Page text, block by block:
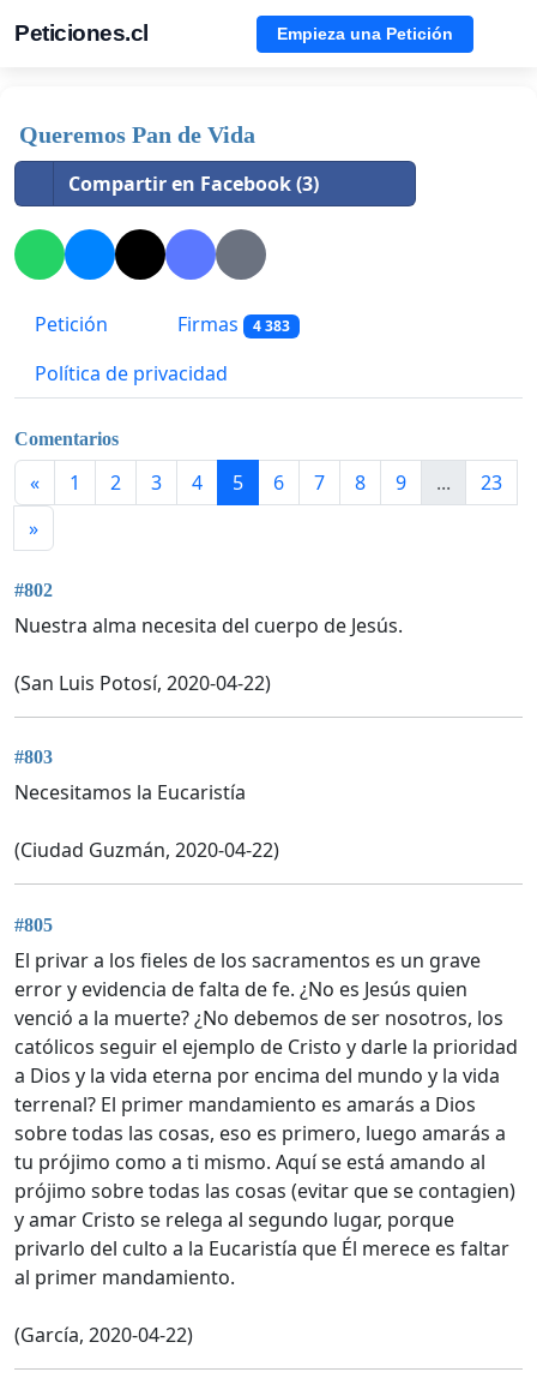
Peticiones.cl Empieza una Petición
Queremos Pan de Vida
Compartir en Facebook (3)
Petición Firmas 4 383
Política de privacidad
Comentarios
« 1 2 3 4 5 6 7 8 9 ...
23
»
#802
Nuestra alma necesita del cuerpo de Jesús.
(San Luis Potosí, 2020-04-22)
#803
Necesitamos la Eucaristía
(Ciudad Guzmán, 2020-04-22)
#805
El privar a los fieles de los sacramentos es un grave
error y evidencia de falta de fe. ¿No es Jesús quien
venció a la muerte? ¿No debemos de ser nosotros, los
católicos seguir el ejemplo de Cristo y darle la prioridad
a Dios y la vida eterna por encima del mundo y la vida
terrenal? El primer mandamiento es amarás a Dios
sobre todas las cosas, eso es primero, luego amarás a
tu prójimo como a ti mismo. Aquí se está amando al
prójimo sobre todas las cosas (evitar que se contagien)
y amar Cristo se relega al segundo lugar, porque
privarlo del culto a la Eucaristía que Él merece es faltar
al primer mandamiento.
(García, 2020-04-22)